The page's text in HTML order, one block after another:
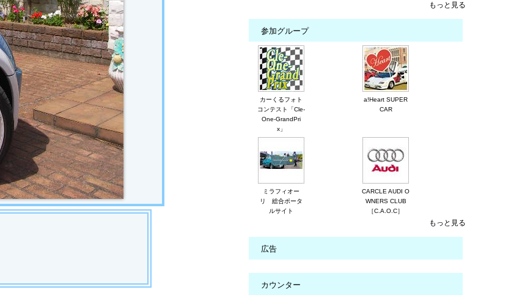
もっと見る
参加グループ
カーくるフォト
コンテスト「Cle-
One-GrandPri
x」
a!Heart SUPER
CAR
ミラフィオー
リ 総合ポータ
ルサイト
CARCLE AUDI O
WNERS CLUB
［C.A.O.C］
もっと見る
広告
カウンター